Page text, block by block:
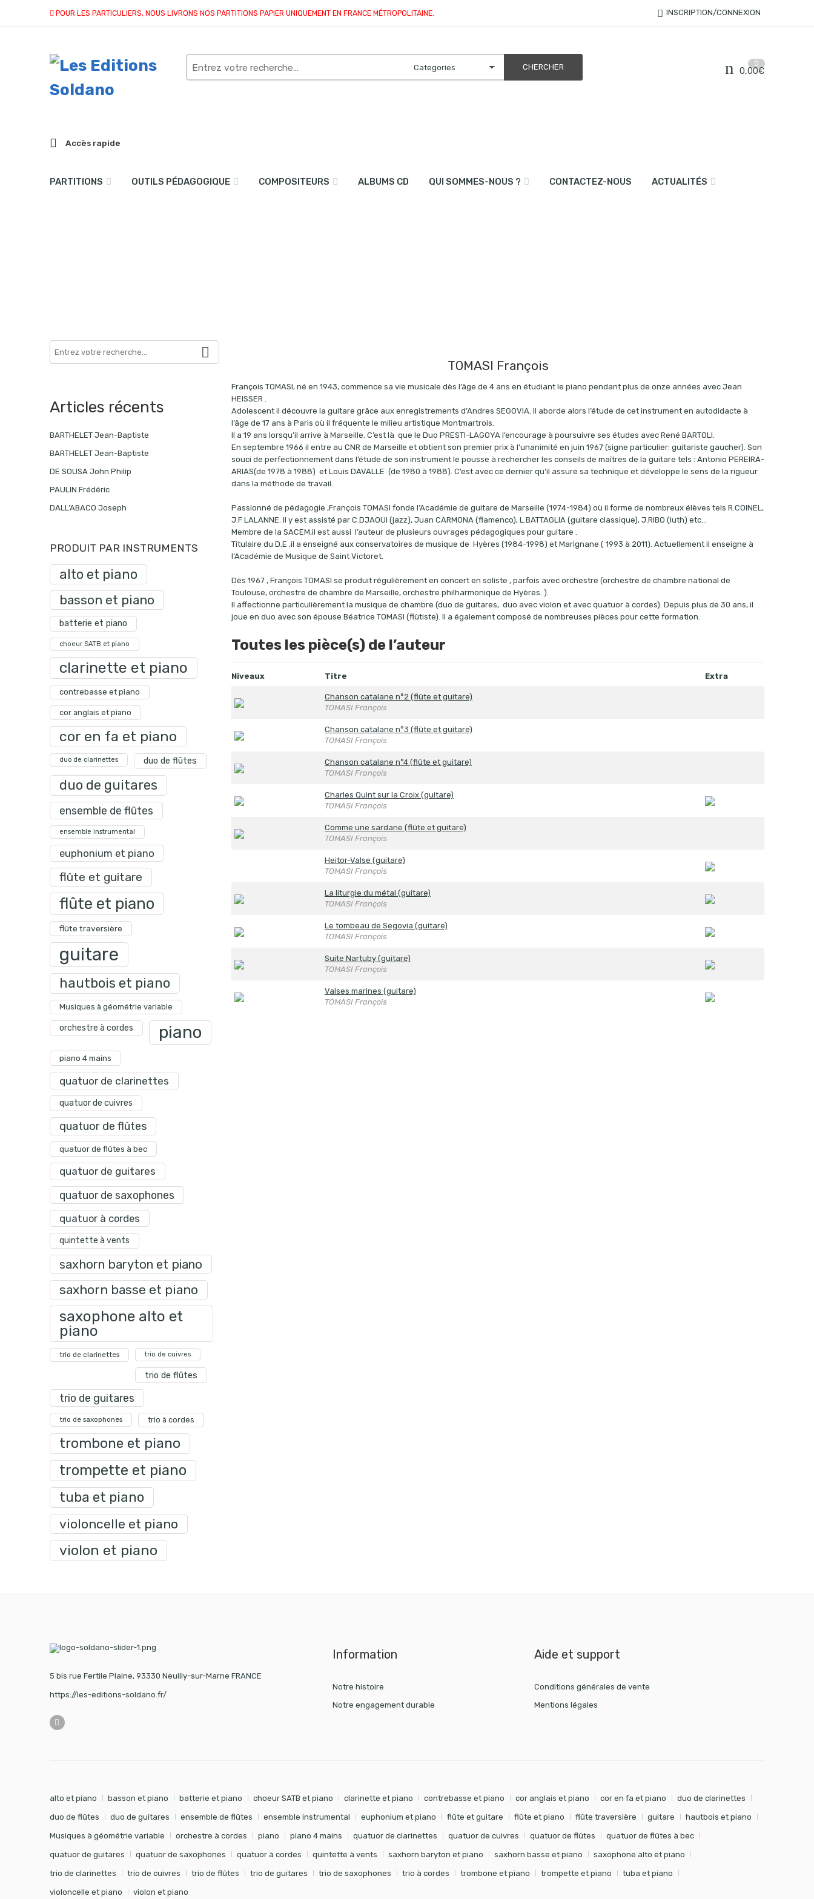
POUR LES PARTICULIERS, NOUS LIVRONS NOS PARTITIONS PAPIER UNIQUEMENT EN FRANCE MÉTROPOLITAINE. INSCRIPTION/CONNEXION
Search
here
0
0,00€
Accès rapide
PARTITIONS OUTILS PÉDAGOGIQUE COMPOSITEURS ALBUMS CD QUI SOMMES-NOUS ? CONTACTEZ-NOUS ACTUALITÉS
TOMASI François
François TOMASI, né en 1943, commence sa vie musicale dès l’âge de 4 ans en étudiant le piano pendant plus de onze années avec Jean
HEISSER .
Adolescent il découvre la guitare grâce aux enregistrements d’Andres SEGOVIA. Il aborde alors l’étude de cet instrument en autodidacte à
l’âge de 17 ans à Paris où il fréquente le milieu artistique Montmartrois.
Il a 19 ans lorsqu’il arrive à Marseille. C’est là que le Duo PRESTI-LAGOYA l’encourage à poursuivre ses études avec René BARTOLI.
En septembre 1966 il entre au CNR de Marseille et obtient son premier prix à l’unanimité en juin 1967 (signe particulier: guitariste gaucher). Son
souci de perfectionnement dans l’étude de son instrument le pousse à rechercher les conseils de maîtres de la guitare tels : Antonio PEREIRA-
ARIAS(de 1978 à 1988) et Louis DAVALLE (de 1980 à 1988). C’est avec ce dernier qu’il assure sa technique et développe le sens de la rigueur
dans la méthode de travail.
Passionné de pédagogie ,François TOMASI fonde l’Académie de guitare de Marseille (1974-1984) où il forme de nombreux élèves tels R.COINEL,
J.F LALANNE. Il y est assisté par C.DJAOUI (jazz), Juan CARMONA (flamenco), L.BATTAGLIA (guitare classique), J.RIBO (luth) etc…
Membre de la SACEM,il est aussi l’auteur de plusieurs ouvrages pédagogiques pour guitare .
Titulaire du D.E ,il a enseigné aux conservatoires de musique de Hyères (1984-1998) et Marignane ( 1993 à 2011). Actuellement il enseigne à
l’Académie de Musique de Saint Victoret.
Dès 1967 , François TOMASI se produit régulièrement en concert en soliste , parfois avec orchestre (orchestre de chambre national de
Toulouse, orchestre de chambre de Marseille, orchestre philharmonique de Hyères..).
Il affectionne particulièrement la musique de chambre (duo de guitares, duo avec violon et avec quatuor à cordes). Depuis plus de 30 ans, il
joue en duo avec son épouse Béatrice TOMASI (flûtiste). Il a également composé de nombreuses pièces pour cette formation.
Toutes les pièce(s) de l’auteur
Niveaux Titre Extra
Chanson catalane n°2 (flûte et guitare)
TOMASI François
Chanson catalane n°3 (flûte et guitare)
TOMASI François
Chanson catalane n°4 (flûte et guitare)
TOMASI François
Charles Quint sur la Croix (guitare)
TOMASI François
Comme une sardane (flûte et guitare)
TOMASI François
Heitor-Valse (guitare)
TOMASI François
La liturgie du métal (guitare)
TOMASI François
Le tombeau de Segovia (guitare)
TOMASI François
Suite Nartuby (guitare)
TOMASI François
Valses marines (guitare)
TOMASI François
Search
here
Articles récents
BARTHELET Jean-Baptiste
BARTHELET Jean-Baptiste
DE SOUSA John Philip
PAULIN Frédéric
DALL’ABACO Joseph
PRODUIT PAR INSTRUMENTS
alto et piano
basson et piano
batterie et piano
choeur SATB et piano
clarinette et piano
contrebasse et piano
cor anglais et piano
cor en fa et piano
duo de clarinettes duo de flûtes
duo de guitares
ensemble de flûtes
ensemble instrumental
euphonium et piano
flûte et guitare
flûte et piano
flûte traversière
guitare
hautbois et piano
Musiques à géométrie variable
orchestre à cordes piano
piano 4 mains
quatuor de clarinettes
quatuor de cuivres
quatuor de flûtes
quatuor de flûtes à bec
quatuor de guitares
quatuor de saxophones
quatuor à cordes
quintette à vents
saxhorn baryton et piano
saxhorn basse et piano
saxophone alto et
piano
trio de clarinettes trio de cuivres
trio de flûtes
trio de guitares
trio de saxophones trio à cordes
trombone et piano
trompette et piano
tuba et piano
violoncelle et piano
violon et piano
5 bis rue Fertile Plaine, 93330 Neuilly-sur-Marne FRANCE
https://les-editions-soldano.fr/
Information
Notre histoire
Notre engagement durable
Aide et support
Conditions générales de vente
Mentions légales
alto et piano basson et piano batterie et piano choeur SATB et piano clarinette et piano contrebasse et piano cor anglais et piano cor en fa et piano duo de clarinettes
duo de flûtes duo de guitares ensemble de flûtes ensemble instrumental euphonium et piano flûte et guitare flûte et piano flûte traversière guitare hautbois et piano
Musiques à géométrie variable orchestre à cordes piano piano 4 mains quatuor de clarinettes quatuor de cuivres quatuor de flûtes quatuor de flûtes à bec
quatuor de guitares quatuor de saxophones quatuor à cordes quintette à vents saxhorn baryton et piano saxhorn basse et piano saxophone alto et piano
trio de clarinettes trio de cuivres trio de flûtes trio de guitares trio de saxophones trio à cordes trombone et piano trompette et piano tuba et piano
violoncelle et piano violon et piano